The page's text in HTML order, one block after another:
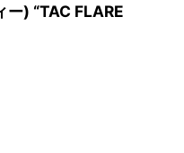
) “TAC FLARE